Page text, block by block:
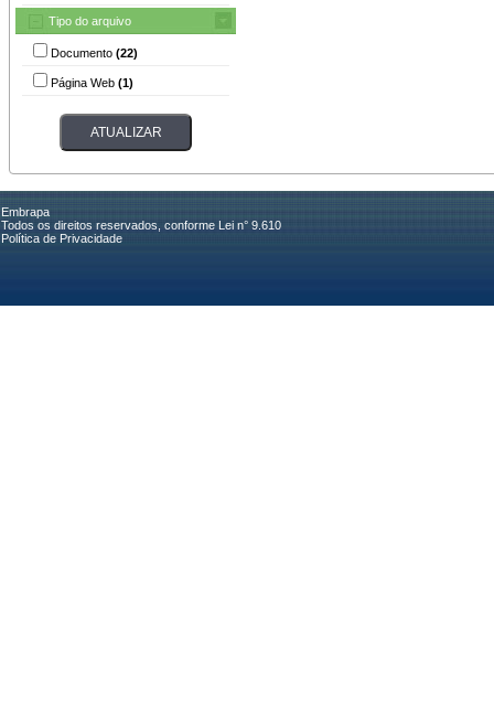
Tipo do arquivo
Documento (22)
Página Web (1)
Embrapa
Todos os direitos reservados, conforme Lei n° 9.610
Política de Privacidade